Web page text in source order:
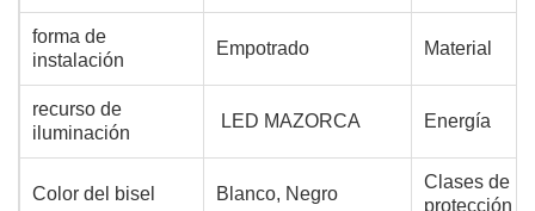
forma de
instalación
Empotrado Material
recurso de
iluminación
LED MAZORCA Energía
Color del bisel Blanco, Negro
Clases de
protección